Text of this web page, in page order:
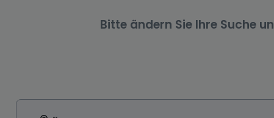
Bitte ändern Sie Ihre Suche